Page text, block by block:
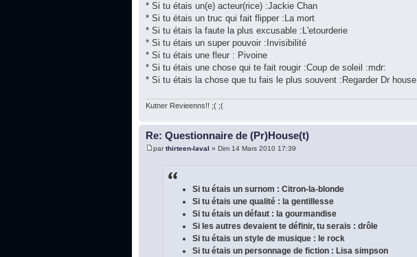
* Si tu étais un(e) acteur(rice) :Jackie Chan
* Si tu étais un truc qui fait flipper :La mort
* Si tu étais la faute la plus excusable :L'etourderie
* Si tu étais un super pouvoir :Invisibilité
* Si tu étais une fleur : Pivoine
* Si tu étais une chose qui te fait rougir :Coup de soleil :mdr:
* Si tu étais la chose que tu fais le plus souvent :Regarder Dr house
Kutner Revieenns!! ;( ;(
Re: Questionnaire de (Pr)House(t)
parthirteen-laval » Dim 14 Mars 2010 17:39
Si tu étais un surnom : Citron-la-blonde
Si tu étais une qualité : la gentillesse
Si tu étais un défaut : la gourmandise
Si les autres devaient te définir, tu serais : drôle
Si tu étais un style de musique : le rock
Si tu étais un personnage de fiction : Lisa simpson